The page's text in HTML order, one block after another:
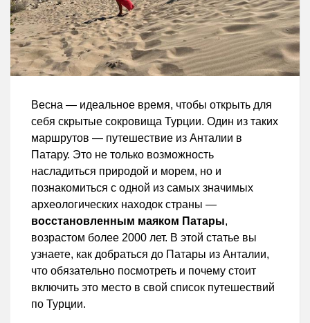
Весна — идеальное время, чтобы открыть для
себя скрытые сокровища Турции. Один из таких
маршрутов — путешествие из Анталии в
Патару. Это не только возможность
насладиться природой и морем, но и
познакомиться с одной из самых значимых
археологических находок страны —
восстановленным маяком Патары,
возрастом более 2000 лет. В этой статье вы
узнаете, как добраться до Патары из Анталии,
что обязательно посмотреть и почему стоит
включить это место в свой список путешествий
по Турции.